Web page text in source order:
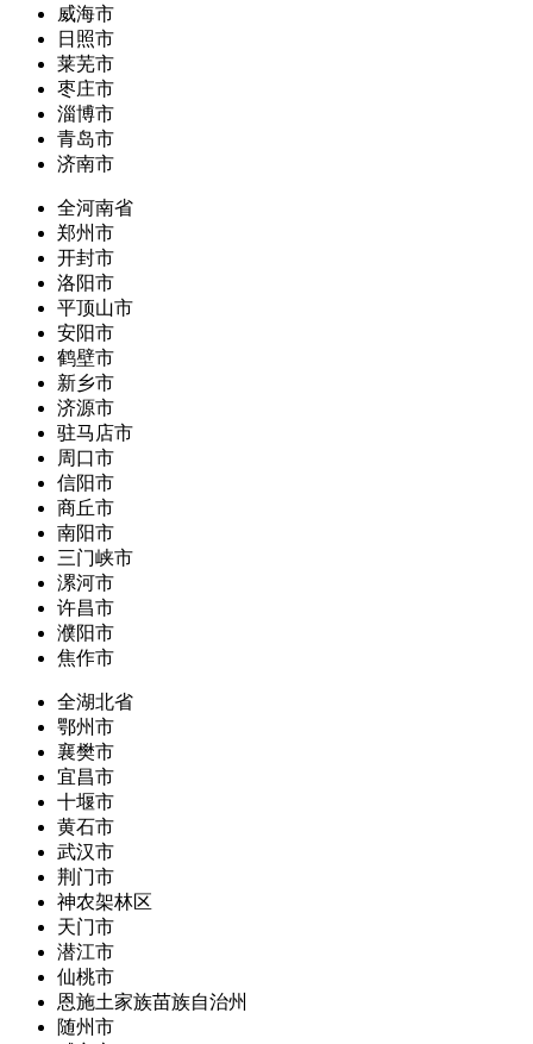
威海市
日照市
莱芜市
枣庄市
淄博市
青岛市
济南市
全河南省
郑州市
开封市
洛阳市
平顶山市
安阳市
鹤壁市
新乡市
济源市
驻马店市
周口市
信阳市
商丘市
南阳市
三门峡市
漯河市
许昌市
濮阳市
焦作市
全湖北省
鄂州市
襄樊市
宜昌市
十堰市
黄石市
武汉市
荆门市
神农架林区
天门市
潜江市
仙桃市
恩施土家族苗族自治州
随州市